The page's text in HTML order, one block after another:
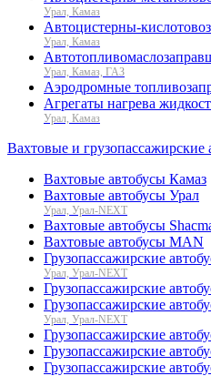
Урал, Камаз
Автоцистерны-
Урал, Камаз
Урал, Камаз, ГАЗ
Аэродромные
Агрегаты нагрева
Урал, Камаз
Вахтовые и грузопассажирские
Вахтовые автобусы Камаз
Вахтовые автобусы Урал
Урал, Урал-NEXT
Вахтовые автобусы
Вахтовые автобусы MAN
Грузопассажирские
Урал, Урал-NEXT
Грузопассажирские
Грузопассажирские
Урал, Урал-NEXT
Грузопассажирские
Грузопассажирские
Грузопассажирские